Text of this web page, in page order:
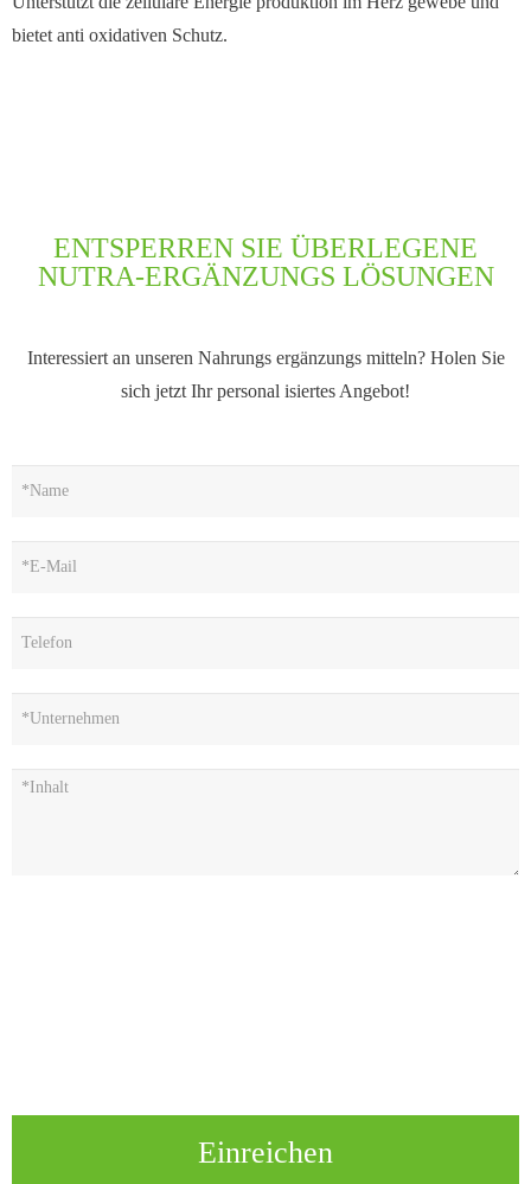
bietet anti oxidativen Schutz.
ENTSPERREN SIE ÜBERLEGENE
NUTRA-ERGÄNZUNGS LÖSUNGEN
Interessiert an unseren Nahrungs ergänzungs mitteln? Holen Sie
sich jetzt Ihr personal isiertes Angebot!
Einreichen